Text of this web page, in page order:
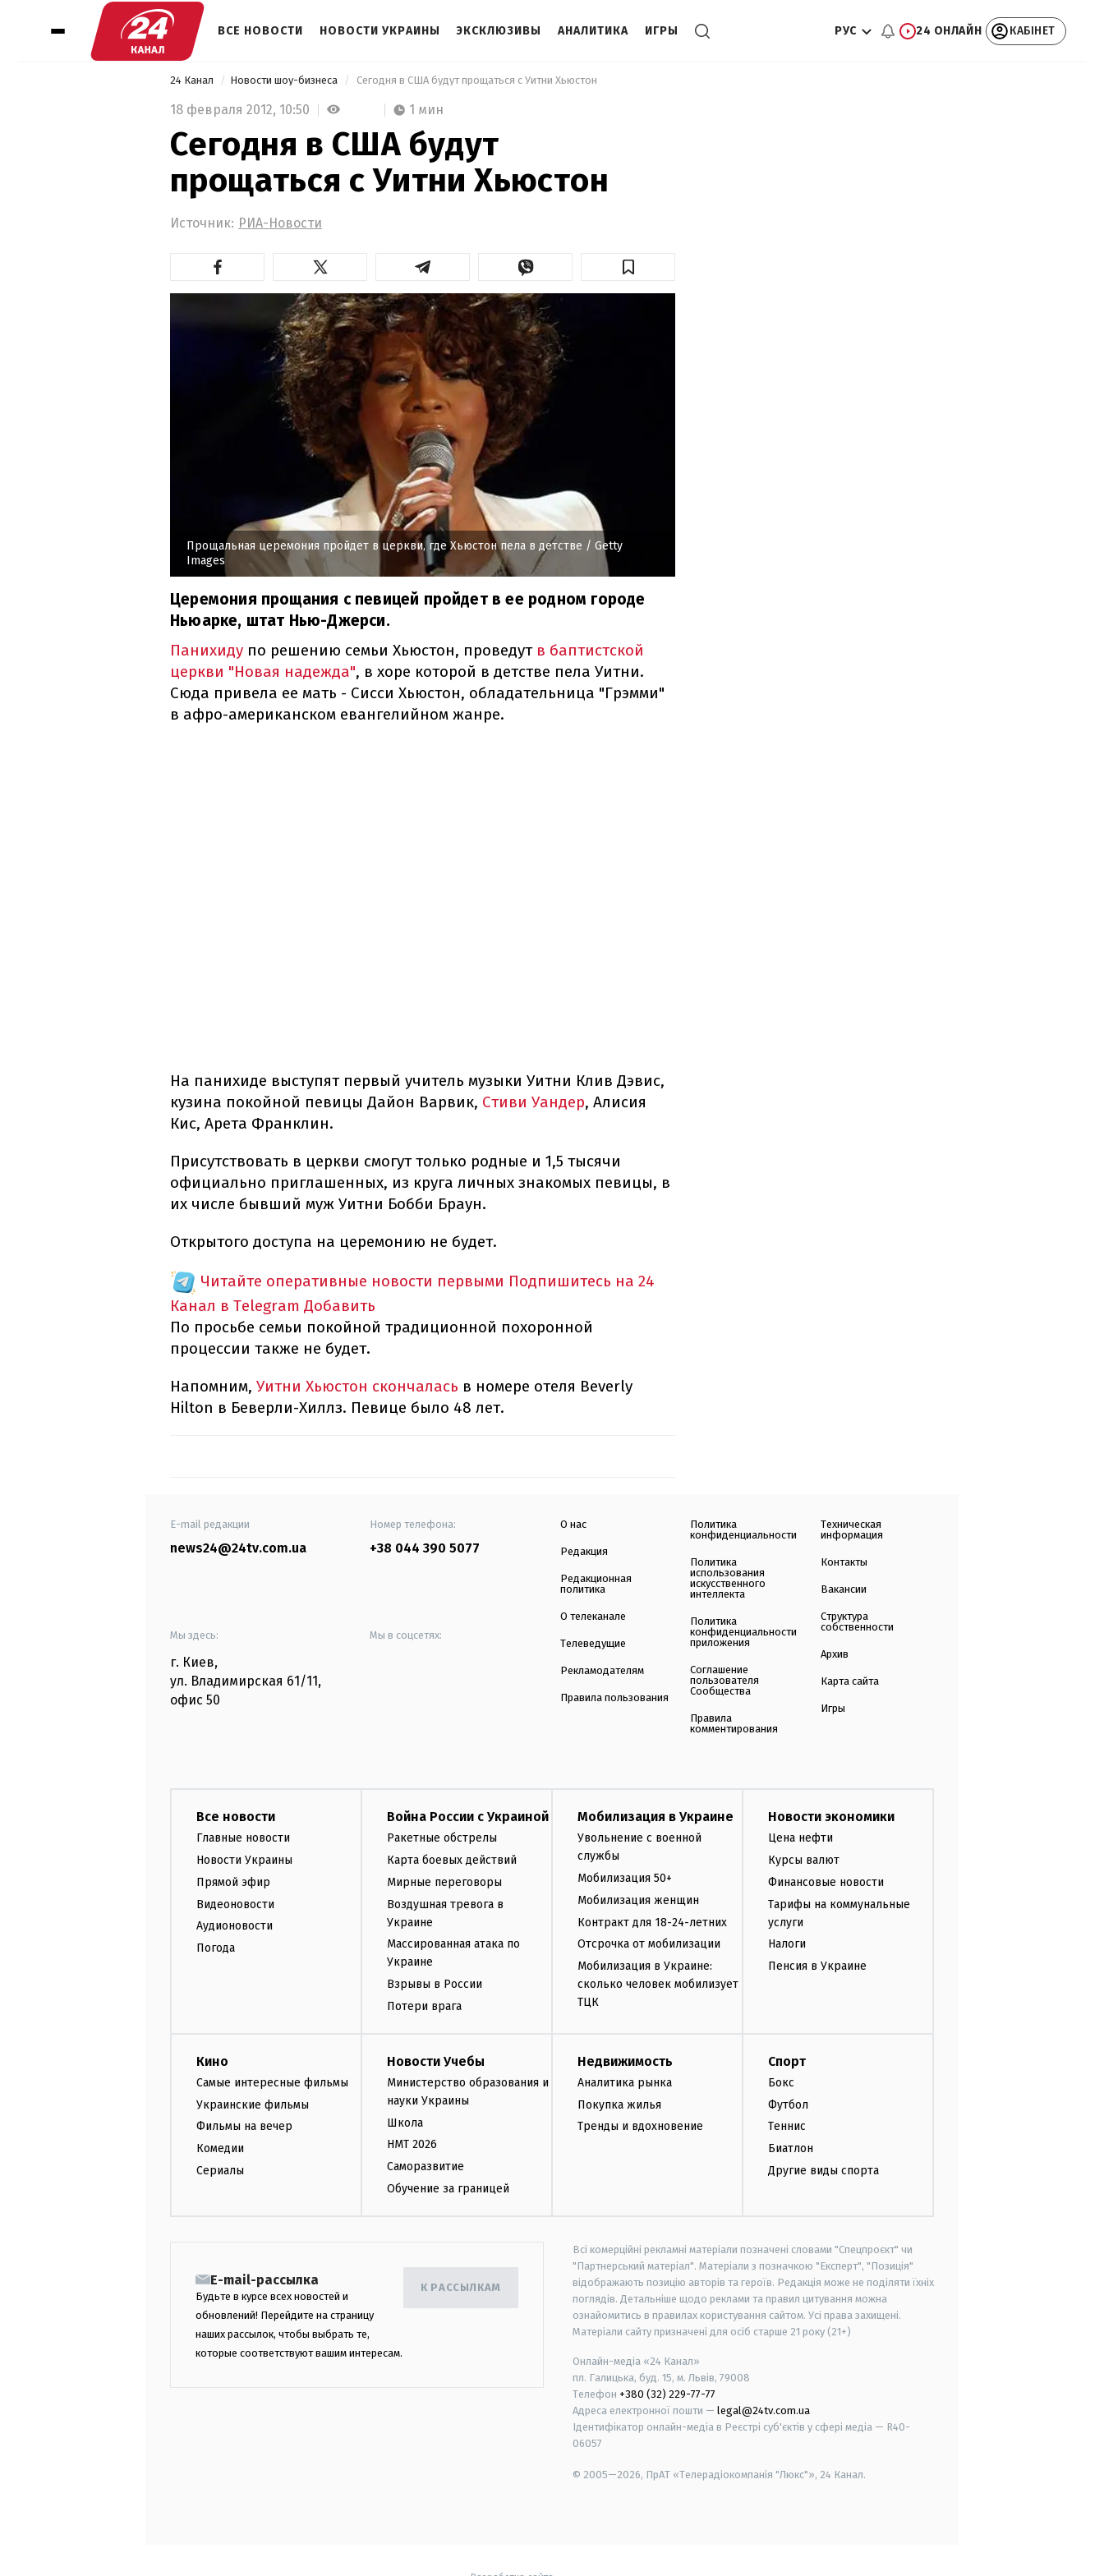
ВСЕ НОВОСТИ НОВОСТИ УКРАИНЫ ЭКСКЛЮЗИВЫ АНАЛИТИКА ИГРЫ РУС 24 ОНЛАЙН КАБІНЕТ
24 Канал Новости шоу-бизнеса Сегодня в США будут прощаться с Уитни Хьюстон
18 февраля 2012, 10:50 1 мин
Сегодня в США будут
прощаться с Уитни Хьюстон
Источник: РИА-Новости
Прощальная церемония пройдет в церкви, где Хьюстон пела в детстве / Getty
Images
Церемония прощания с певицей пройдет в ее родном городе
Ньюарке, штат Нью-Джерси.
Панихиду по решению семьи Хьюстон, проведут в баптистской
церкви "Новая надежда", в хоре которой в детстве пела Уитни.
Сюда привела ее мать - Сисси Хьюстон, обладательница "Грэмми"
в афро-американском евангелийном жанре.
На панихиде выступят первый учитель музыки Уитни Клив Дэвис,
кузина покойной певицы Дайон Варвик, Стиви Уандер, Алисия
Кис, Арета Франклин.
Присутствовать в церкви смогут только родные и 1,5 тысячи
официально приглашенных, из круга личных знакомых певицы, в
их числе бывший муж Уитни Бобби Браун.
Открытого доступа на церемонию не будет.
Читайте оперативные новости первыми Подпишитесь на 24
Канал в Telegram Добавить
По просьбе семьи покойной традиционной похоронной
процессии также не будет.
Напомним, Уитни Хьюстон скончалась в номере отеля Beverly
Hilton в Беверли-Хиллз. Певице было 48 лет.
E-mail редакции
news24@24tv.com.ua
Номер телефона:
+38 044 390 5077
Мы здесь:
г. Киев,
ул. Владимирская 61/11,
офис 50
Мы в соцсетях:
О нас
Редакция
Редакционная
политика
О телеканале
Телеведущие
Рекламодателям
Правила пользования
Политика
конфиденциальности
Политика
использования
искусственного
интеллекта
Политика
конфиденциальности
приложения
Соглашение
пользователя
Сообщества
Правила
комментирования
Техническая
информация
Контакты
Вакансии
Структура
собственности
Архив
Карта сайта
Игры
Все новости
Главные новости
Новости Украины
Прямой эфир
Видеоновости
Аудионовости
Погода
Война России с Украиной
Ракетные обстрелы
Карта боевых действий
Мирные переговоры
Воздушная тревога в
Украине
Массированная атака по
Украине
Взрывы в России
Потери врага
Мобилизация в Украине
Увольнение с военной
службы
Мобилизация 50+
Мобилизация женщин
Контракт для 18-24-летних
Отсрочка от мобилизации
Мобилизация в Украине:
сколько человек мобилизует
ТЦК
Новости экономики
Цена нефти
Курсы валют
Финансовые новости
Тарифы на коммунальные
услуги
Налоги
Пенсия в Украине
Кино
Самые интересные фильмы
Украинские фильмы
Фильмы на вечер
Комедии
Сериалы
Новости Учебы
Министерство образования и
науки Украины
Школа
НМТ 2026
Саморазвитие
Обучение за границей
Недвижимость
Аналитика рынка
Покупка жилья
Тренды и вдохновение
Спорт
Бокс
Футбол
Теннис
Биатлон
Другие виды спорта
E-mail-рассылка
Будьте в курсе всех новостей и
обновлений! Перейдите на страницу
наших рассылок, чтобы выбрать те,
которые соответствуют вашим интересам.
К РАССЫЛКАМ
Всі комерційні рекламні матеріали позначені словами "Спецпроєкт" чи
"Партнерський матеріал". Матеріали з позначкою "Експерт", "Позиція"
відображають позицію авторів та героїв. Редакція може не поділяти їхніх
поглядів. Детальніше щодо реклами та правил цитування можна
ознайомитись в правилах користування сайтом. Усі права захищені.
Матеріали сайту призначені для осіб старше 21 року (21+)
Онлайн-медіа «24 Канал»
пл. Галицька, буд. 15, м. Львів, 79008
Телефон +380 (32) 229-77-77
Адреса електронної пошти — legal@24tv.com.ua
Ідентифікатор онлайн-медіа в Реєстрі суб'єктів у сфері медіа — R40-
06057
© 2005—2026, ПрАТ «Телерадіокомпанія "Люкс"», 24 Канал.